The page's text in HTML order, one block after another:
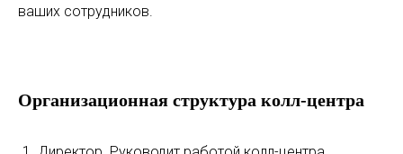
ваших сотрудников.
Организационная структура колл-центра